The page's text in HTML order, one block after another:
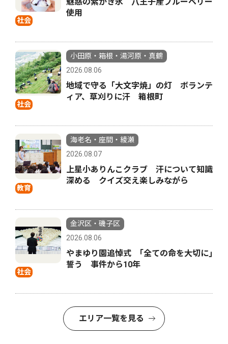
社会
使用
社会
小田原・箱根・湯河原・真鶴
2026.08.06
地域で守る「大文字焼」の灯 ボランテ
ィア、草刈りに汗 箱根町
教育
海老名・座間・綾瀬
2026.08.07
上星小ありんこクラブ 汗について知識
深める クイズ交え楽しみながら
社会
金沢区・磯子区
2026.08.06
やまゆり園追悼式 ｢全ての命を大切に｣
誓う 事件から10年
エリア一覧を見る